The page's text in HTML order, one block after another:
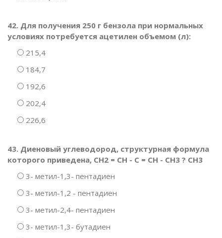
42. Для получения 250 г бензола при нормальных
условиях потребуется ацетилен объемом (л):
215,4
184,7
192,6
202,4
226,6
43. Диеновый углеводород, структурная формула
которого приведена, CH2 = CH - C = CH - CH3 ? CH3
3- метил-1,3- пентадиен
3- метил-1,2 - пентадиен
3- метил-2,4- пентадиен
3- метил-1,3- бутадиен